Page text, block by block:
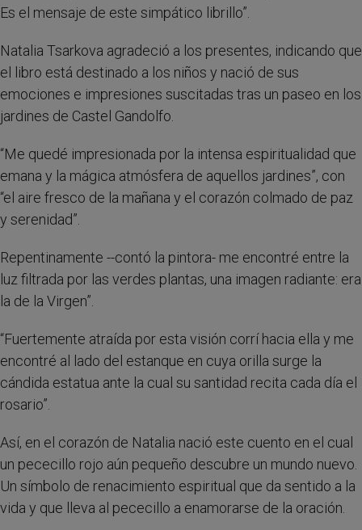
Es el mensaje de este simpático librillo”.
Natalia Tsarkova agradeció a los presentes, indicando que
el libro está destinado a los niños y nació de sus
emociones e impresiones suscitadas tras un paseo en los
jardines de Castel Gandolfo.
“Me quedé impresionada por la intensa espiritualidad que
emana y la mágica atmósfera de aquellos jardines”, con
“el aire fresco de la mañana y el corazón colmado de paz
y serenidad”.
Repentinamente --contó la pintora- me encontré entre la
luz filtrada por las verdes plantas, una imagen radiante: era
la de la Virgen”.
“Fuertemente atraída por esta visión corrí hacia ella y me
encontré al lado del estanque en cuya orilla surge la
cándida estatua ante la cual su santidad recita cada día el
rosario”.
Así, en el corazón de Natalia nació este cuento en el cual
un pececillo rojo aún pequeño descubre un mundo nuevo.
Un símbolo de renacimiento espiritual que da sentido a la
vida y que lleva al pececillo a enamorarse de la oración.